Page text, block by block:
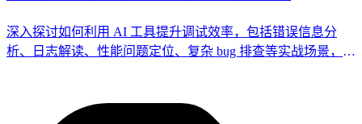
深入探讨如何利用 AI 工具提升调试效率，包括错误信息分
析、日志解读、性能问题定位、复杂 bug 排查等实战场景，构